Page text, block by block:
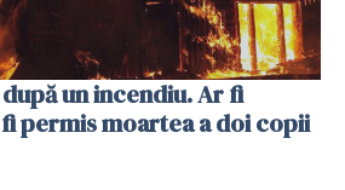
un incendiu. Ar fi
permis moartea a doi copii